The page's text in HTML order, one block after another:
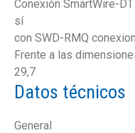
Conexión SmartWire-DT
sí
con SWD-RMQ
Frente a las
29,7
Datos técnicos
General